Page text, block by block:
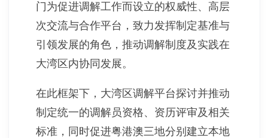
门为促进调解工作而设立的权威性、高层
次交流与合作平台，致力发挥制定基准与
引领发展的角色，推动调解制度及实践在
大湾区内协同发展。
在此框架下，大湾区调解平台探讨并推动
制定统一的调解员资格、资历评审及相关
标准，同时促进粤港澳三地分别建立本地